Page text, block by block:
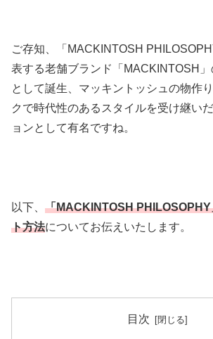
ご存知、「MACKINTOSH
表する老舗ブランド「MACKINTOSH
として誕生、マッキントッシュの物作
クで時代性のあるスタイルを受け継い
ョンとして有名ですね。
以下、 「MACKINTOSH
ト方法についてお伝えいたします。
目次